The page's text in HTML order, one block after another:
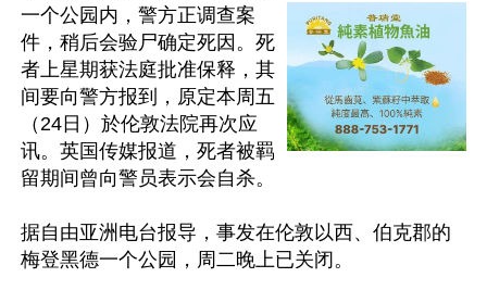
一个公园内，警方正调查案
件，稍后会验尸确定死因。死
者上星期获法庭批准保释，其
间要向警方报到，原定本周五
（24日）於伦敦法院再次应
讯。英国传媒报道，死者被羁
留期间曾向警员表示会自杀。
据自由亚洲电台报导，事发在伦敦以西、伯克郡的
梅登黑德一个公园，周二晚上已关闭。